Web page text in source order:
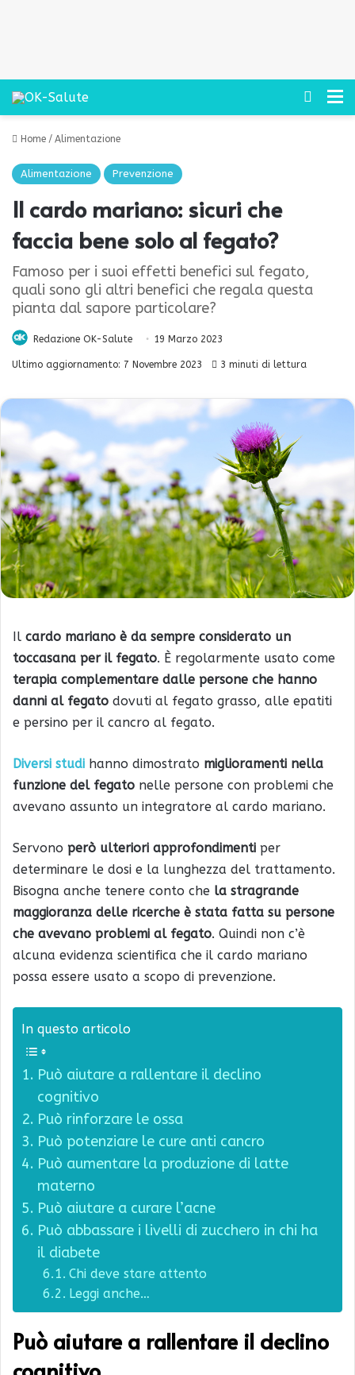
Cerca
Home / Alimentazione
Alimentazione Prevenzione
Il cardo mariano: sicuri che
faccia bene solo al fegato?
Famoso per i suoi effetti benefici sul fegato,
quali sono gli altri benefici che regala questa
pianta dal sapore particolare?
Redazione OK-Salute 19 Marzo 2023
Ultimo aggiornamento: 7 Novembre 2023 3 minuti di lettura
Il cardo mariano è da sempre considerato un
toccasana per il fegato. È regolarmente usato come
terapia complementare dalle persone che hanno
danni al fegato dovuti al fegato grasso, alle epatiti
e persino per il cancro al fegato.
Diversi studi hanno dimostrato miglioramenti nella
funzione del fegato nelle persone con problemi che
avevano assunto un integratore al cardo mariano.
Servono però ulteriori approfondimenti per
determinare le dosi e la lunghezza del trattamento.
Bisogna anche tenere conto che la stragrande
maggioranza delle ricerche è stata fatta su persone
che avevano problemi al fegato. Quindi non c’è
alcuna evidenza scientifica che il cardo mariano
possa essere usato a scopo di prevenzione.
In questo articolo
Può aiutare a rallentare il declino
cognitivo
Può rinforzare le ossa
Può potenziare le cure anti cancro
Può aumentare la produzione di latte
materno
Può aiutare a curare l’acne
Può abbassare i livelli di zucchero in chi ha
il diabete
Chi deve stare attento
Leggi anche…
Può aiutare a rallentare il declino